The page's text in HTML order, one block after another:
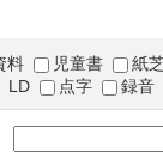
料 児童書
紙
LD 点字 録音